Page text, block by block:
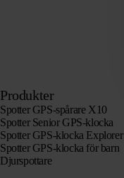
Produkter
Spotter GPS-spårare X10
Spotter Senior GPS-klocka
Spotter GPS-klocka Explorer
Spotter GPS-klocka för barn
Djurspottare